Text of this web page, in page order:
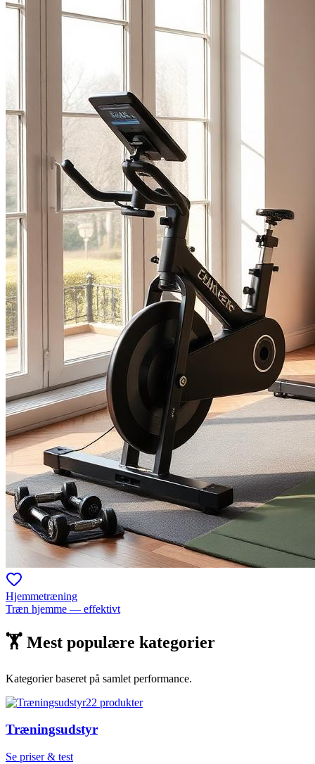
Hjemmetræning
Træn hjemme — effektivt
🏋 Mest populære kategorier
Kategorier baseret på samlet performance.
22 produkter
Træningsudstyr
Se priser & test